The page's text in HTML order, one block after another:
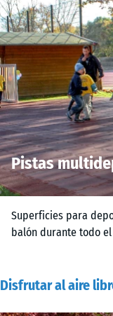
Pistas
Superficies para
balón durante todo el
Disfrutar al aire